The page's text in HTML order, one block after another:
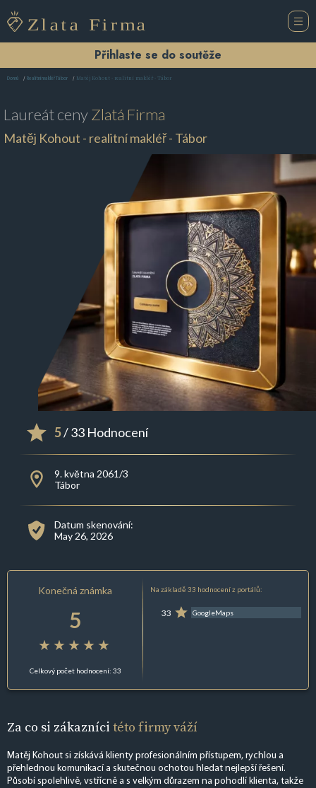
Přihlaste se do soutěže
Domů Realitní makléř Tábor Matěj Kohout - realitní makléř - Tábor
Laureát cenyZlatá Firma
Matěj Kohout - realitní makléř - Tábor
5/ 33 Hodnocení
9. května 2061/3
Tábor
Datum skenování:
May 26, 2026
Konečná známka
5
Celkový počet hodnocení: 33
Na základě 33 hodnocení z portálů:
33 GoogleMaps
Za co si zákazníci této firmy váží
Matěj Kohout si získává klienty profesionálním přístupem, rychlou a
přehlednou komunikací a skutečnou ochotou hledat nejlepší řešení.
Působí spolehlivě, vstřícně a s velkým důrazem na pohodlí klienta, takže